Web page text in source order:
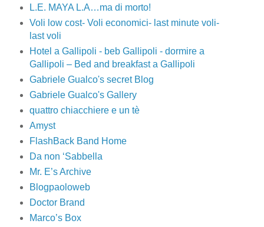
L.E. MAYA L.A…ma di morto!
Voli low cost- Voli economici- last minute voli-
last voli
Hotel a Gallipoli - beb Gallipoli - dormire a
Gallipoli – Bed and breakfast a Gallipoli
Gabriele Gualco's secret Blog
Gabriele Gualco's Gallery
quattro chiacchiere e un tè
Amyst
FlashBack Band Home
Da non ‘Sabbella
Mr. E’s Archive
Blogpaoloweb
Doctor Brand
Marco’s Box